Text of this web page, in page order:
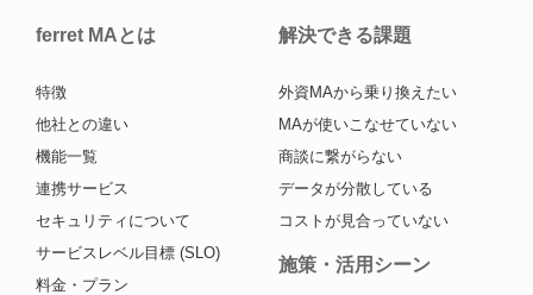
ferret MAとは
特徴
他社との違い
機能一覧
連携サービス
セキュリティについて
サービスレベル目標 (SLO)
料金・プラン
解決できる課題
外資MAから乗り換えたい
MAが使いこなせていない
商談に繋がらない
データが分散している
コストが見合っていない
施策・活用シーン